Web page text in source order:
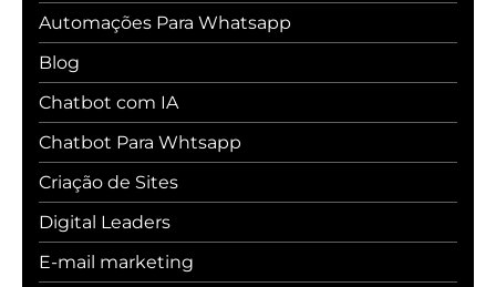
Automações Para Whatsapp
Blog
Chatbot com IA
Chatbot Para Whtsapp
Criação de Sites
Digital Leaders
E-mail marketing